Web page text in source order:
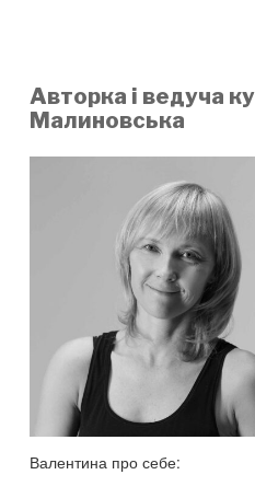
Авторка і ведуча
Малиновська
Валентина про себе: